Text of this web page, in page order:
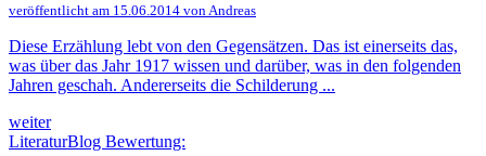
veröffentlicht am 15.06.2014 von Andreas
Diese Erzählung lebt von den Gegensätzen. Das ist einerseits das,
was über das Jahr 1917 wissen und darüber, was in den folgenden
Jahren geschah. Andererseits die Schilderung ...
weiter
LiteraturBlog Bewertung: